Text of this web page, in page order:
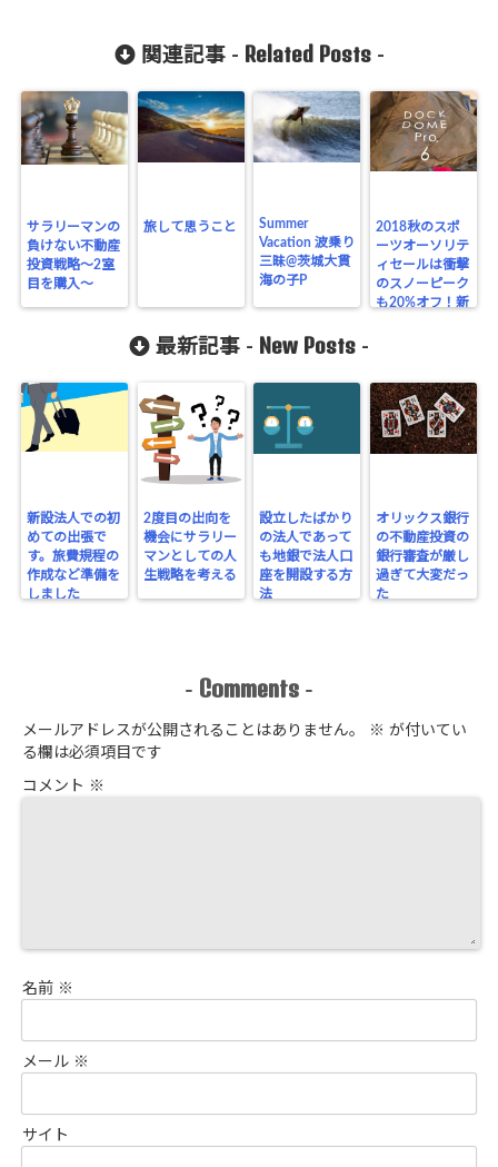
関連記事 - Related Posts-
サラリーマンの
負けない不動産
投資戦略〜2室
目を購入〜
旅して思うこと
Summer
Vacation 波乗り
三昧@茨城大貫
海の子P
2018秋のスポ
ーツオーソリテ
ィセールは衝撃
のスノーピーク
も20%オフ！新
最新記事 - New Posts -
新設法人での初
めての出張で
す。旅費規程の
作成など準備を
しました
2度目の出向を
機会にサラリー
マンとしての人
生戦略を考える
設立したばかり
の法人であって
も地銀で法人口
座を開設する方
法
オリックス銀行
の不動産投資の
銀行審査が厳し
過ぎて大変だっ
た
- Comments -
メールアドレスが公開されることはありません。 ※ が付いてい
る欄は必須項目です
コメント ※
名前 ※
メール ※
サイト